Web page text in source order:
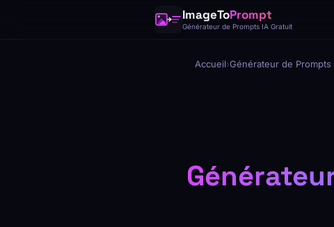
ImageToPrompt
Générateur de Prompts IA Gratuit
Accueil›Générateur de Prompts